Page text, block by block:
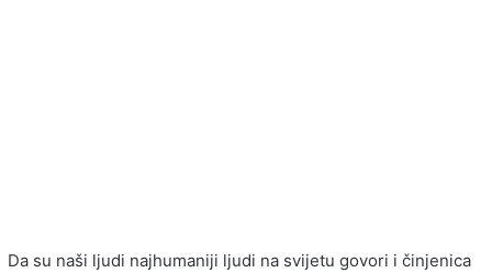
Da su naši ljudi najhumaniji ljudi na svijetu govori i činjenica